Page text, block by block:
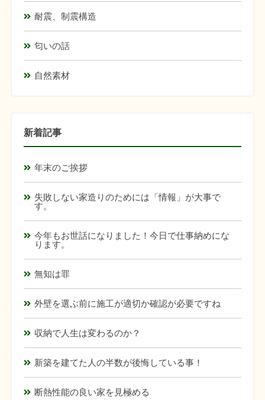
耐震、制震構造
匂いの話
自然素材
新着記事
年末のご挨拶
失敗しない家造りのためには「情報」が大事で
す。
今年もお世話になりました！今日で仕事納めにな
ります。
無知は罪
外壁を選ぶ前に施工が適切か確認が必要ですね
収納で人生は変わるのか？
新築を建てた人の半数が後悔している事！
断熱性能の良い家を見極める